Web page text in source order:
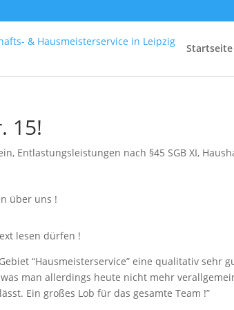
Startseite
15!
, Entlastungsleistungen nach §45 SGB XI,
lesen dürfen !
“Hausmeisterservice” eine qualitativ sehr
man allerdings heute nicht mehr
Ein großes Lob für das gesamte Team !”